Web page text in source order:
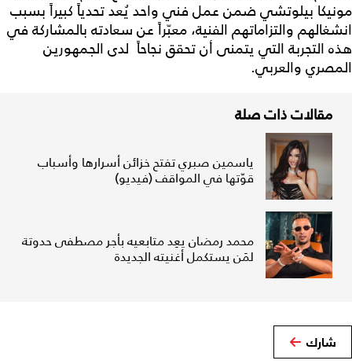
مونيكا بيلوتشي ضمن عمل فني واحد يُعد تحدياً كبيراً بسبب
انشغالهم والتزاماتهم الفنية، معبّراً عن سعادته بالمشاركة في
هذه التجربة التي يتمنى أن تحقق نجاحاً لدى الجمهورين
المصري والعربي.
مقالات ذات صلة
ياسمين صبري تفتح خزائن أسرارها وأسباب
قوّتها في المواقف (فيديو)
محمد رمضان يعِد متابعيه بأجر مصطفى حدوتة
لمَن يستكمل أغنيته الجديدة
شارك